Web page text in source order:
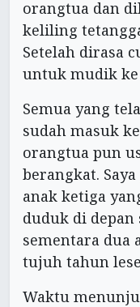
orangtua dan
keliling
Setelah dirasa
untuk mudik ke
Semua yang
sudah masuk
orangtua pun
berangkat.
anak ketiga
duduk di
sementara dua
tujuh tahun
Waktu